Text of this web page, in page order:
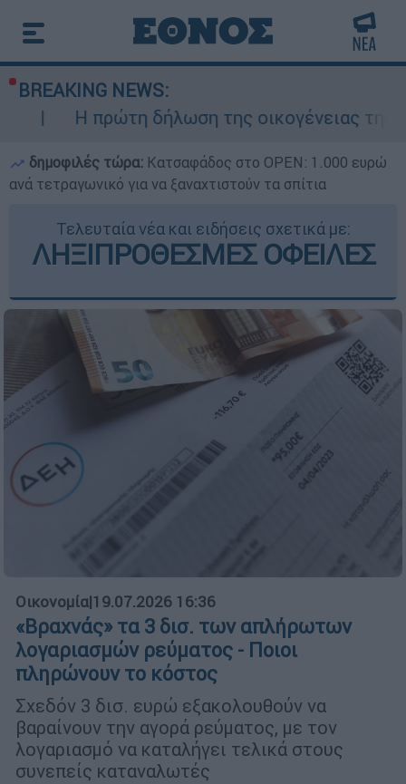
BREAKING NEWS:
δήλωση της οικογένειας της 38χρονης
δημοφιλές τώρα: Κατσαφάδος στο OPEN: 1.000 ευρώ
ανά τετραγωνικό για να ξαναχτιστούν τα σπίτια
Τελευταία νέα και ειδήσεις σχετικά με:
ΛΗΞΙΠΡΟΘΕΣΜΕΣ ΟΦΕΙΛΕΣ
Οικονομία|19.07.2026 16:36
«Βραχνάς» τα 3 δισ. των απλήρωτων
λογαριασμών ρεύματος - Ποιοι
πληρώνουν το κόστος
Σχεδόν 3 δισ. ευρώ εξακολουθούν να
βαραίνουν την αγορά ρεύματος, με τον
λογαριασμό να καταλήγει τελικά στους
συνεπείς καταναλωτές